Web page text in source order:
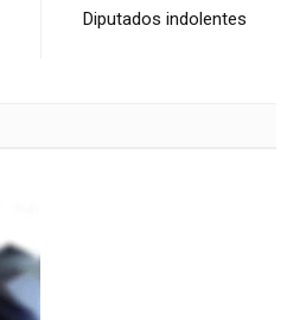
Diputados indolentes